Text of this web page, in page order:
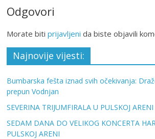
Odgovori
Morate bitiprijavljeni da biste objavili
Najnovije vijesti:
Bumbarska fešta iznad svih očekivanja:
prepun Vodnjan
SEVERINA TRIJUMFIRALA U PULSKOJ ARENI
SEDAM DANA DO VELIKOG KONCERTA
PULSKOJ ARENI